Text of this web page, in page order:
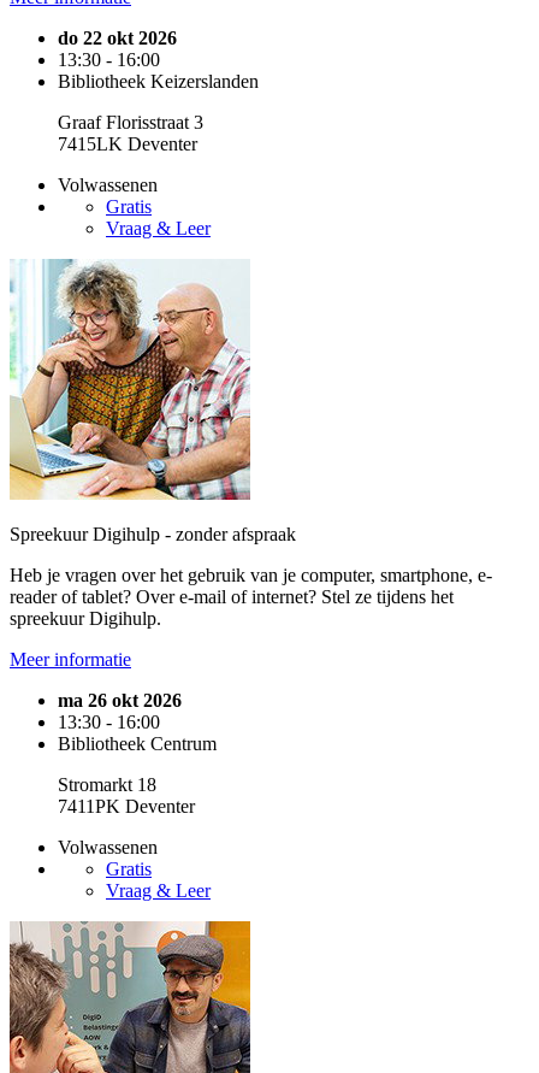
do 22 okt 2026
13:30 - 16:00
Bibliotheek Keizerslanden
Graaf Florisstraat 3
7415LK Deventer
Volwassenen
Gratis
Vraag & Leer
Spreekuur Digihulp - zonder afspraak
Heb je vragen over het gebruik van je computer, smartphone, e-
reader of tablet? Over e-mail of internet? Stel ze tijdens het
spreekuur Digihulp.
Meer informatie
ma 26 okt 2026
13:30 - 16:00
Bibliotheek Centrum
Stromarkt 18
7411PK Deventer
Volwassenen
Gratis
Vraag & Leer